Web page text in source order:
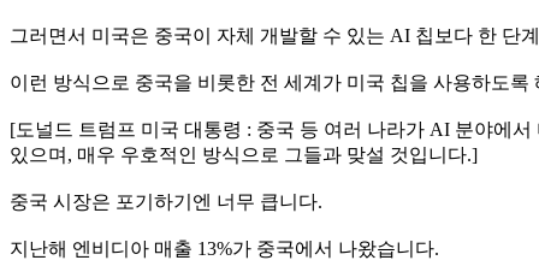
그러면서 미국은 중국이 자체 개발할 수 있는 AI 칩보다 한 단
이런 방식으로 중국을 비롯한 전 세계가 미국 칩을 사용하도
[도널드 트럼프 미국 대통령 : 중국 등 여러 나라가 AI 분야에
있으며, 매우 우호적인 방식으로 그들과 맞설 것입니다.]
중국 시장은 포기하기엔 너무 큽니다.
지난해 엔비디아 매출 13%가 중국에서 나왔습니다.